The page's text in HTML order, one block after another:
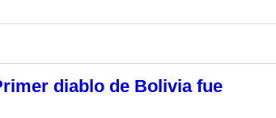
diablo de Bolivia fue